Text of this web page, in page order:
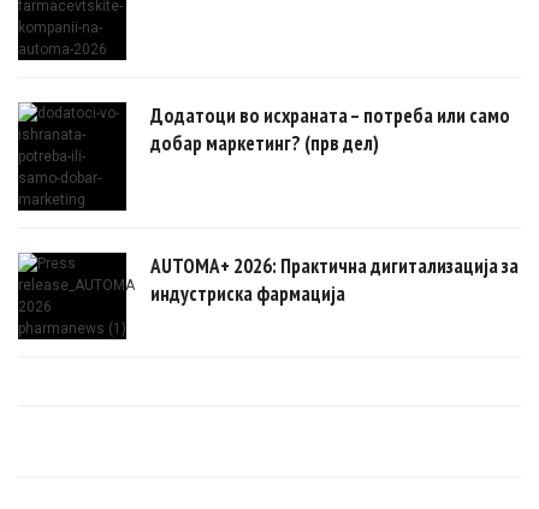
Додатоци во исхраната – потреба или само
добар маркетинг? (прв дел)
AUTOMA+ 2026: Практична дигитализација за
индустриска фармација